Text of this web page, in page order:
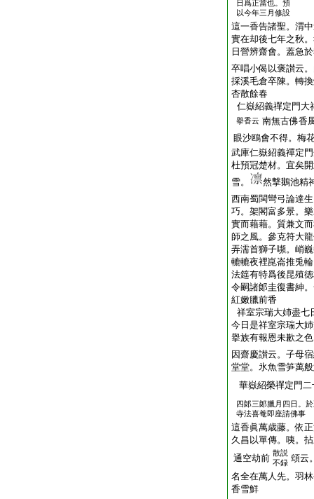
日爲正當也。預
以今年三月修設
這一香告諸聖。渭
實在却後七年之秋
日營辨齋會。蓋急
卒唱小偈以褒讃云
採溪毛倉卒陳。轉
杏散餘春
仁嶽紹義禪定門大
擧香云 南無古佛香
眼沙鴎會不得。梅
武庫仁嶽紹義禪定
杜預冠楚材。宜矣
雪。
然撃鵝池精
西南蜀閩彎弓論達
巧。架閣富多景。
實而藉藉。質兼文
師之風。參克符大
弄濡首獅子嚬。峭
轆轆夜裡崑崙推兎
法筵有特爲後昆殖
令嗣諸郞圭復書紳
紅嫩臘前香
祥室宗瑞大姉盡七
今日是祥室宗瑞大
擧族有報恩未歉之
因齋慶讃云。子母
堂堂。氷魚雪笋萬
華嶽紹榮禪定門
四郞三郞臘月四日。
寺法喜菴即座請佛事
這香眞萬歳藤。依
久昌以單傳。咦。
通空劫前 散説
不録 頌云
名全在萬人先。羽
香雪鮮